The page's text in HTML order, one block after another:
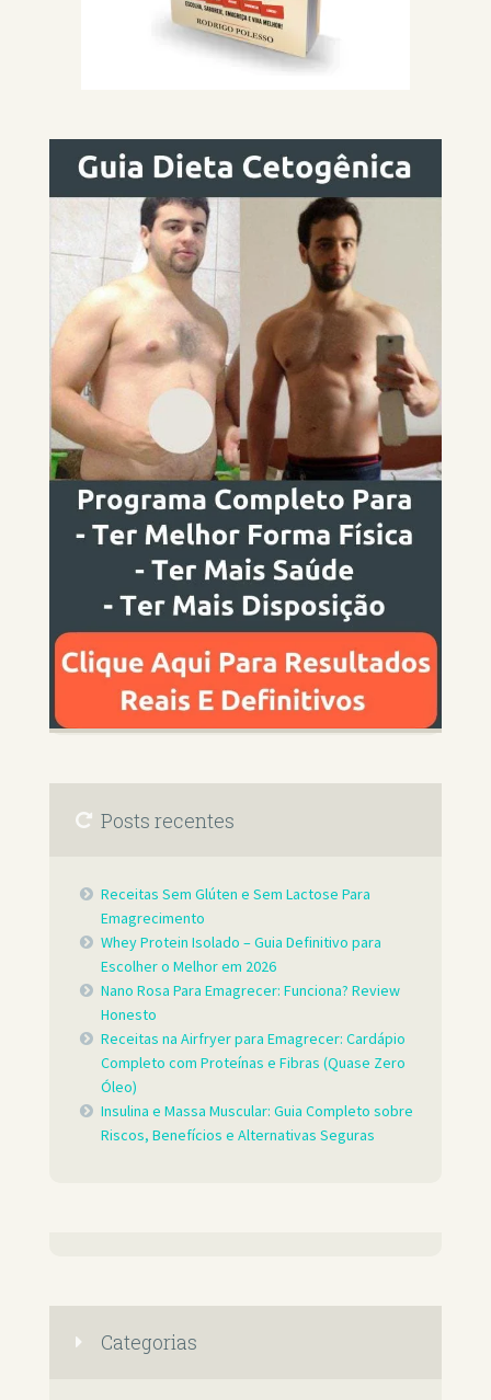
Posts recentes
Receitas Sem Glúten e Sem Lactose Para
Emagrecimento
Whey Protein Isolado – Guia Definitivo para
Escolher o Melhor em 2026
Nano Rosa Para Emagrecer: Funciona? Review
Honesto
Receitas na Airfryer para Emagrecer: Cardápio
Completo com Proteínas e Fibras (Quase Zero
Óleo)
Insulina e Massa Muscular: Guia Completo sobre
Riscos, Benefícios e Alternativas Seguras
Categorias